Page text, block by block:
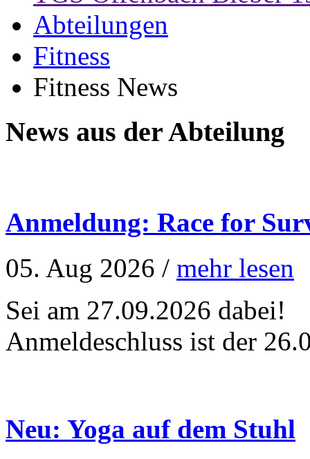
Abteilungen
Fitness
Fitness News
News aus der Abteilung
Anmeldung: Race for
05. Aug 2026 / mehr lesen
Sei am 27.09.2026 dabei!
Anmeldeschluss ist der
Neu: Yoga auf dem Stuhl